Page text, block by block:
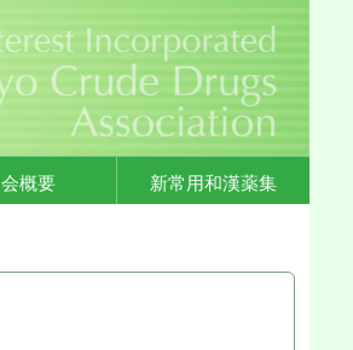
概要 新常用和漢薬集